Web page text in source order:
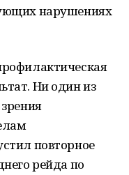
нарушениях
Ни один из
повторное
рейда по